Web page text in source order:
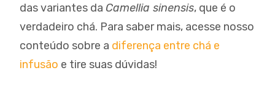
das variantes da Camellia sinensis, que é o
verdadeiro chá. Para saber mais, acesse nosso
conteúdo sobre a diferença entre chá e
infusão e tire suas dúvidas!